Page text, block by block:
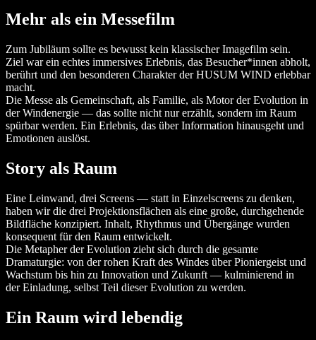
Mehr als ein Messefilm
Zum Jubiläum sollte es bewusst kein klassischer Imagefilm sein.
Ziel war ein echtes immersives Erlebnis, das Besucher*innen abholt,
berührt und den besonderen Charakter der HUSUM WIND erlebbar
macht.
Die Messe als Gemeinschaft, als Familie, als Motor der Evolution in
der Windenergie — das sollte nicht nur erzählt, sondern im Raum
spürbar werden. Ein Erlebnis, das über Information hinausgeht und
Emotionen auslöst.
Story als Raum
Eine Leinwand, drei Screens — statt in Einzelscreens zu denken,
haben wir die drei Projektionsflächen als eine große, durchgehende
Bildfläche konzipiert. Inhalt, Rhythmus und Übergänge wurden
konsequent für den Raum entwickelt.
Die Metapher der Evolution zieht sich durch die gesamte
Dramaturgie: von der rohen Kraft des Windes über Pioniergeist und
Wachstum bis hin zu Innovation und Zukunft — kulminierend in
der Einladung, selbst Teil dieser Evolution zu werden.
Ein Raum wird lebendig